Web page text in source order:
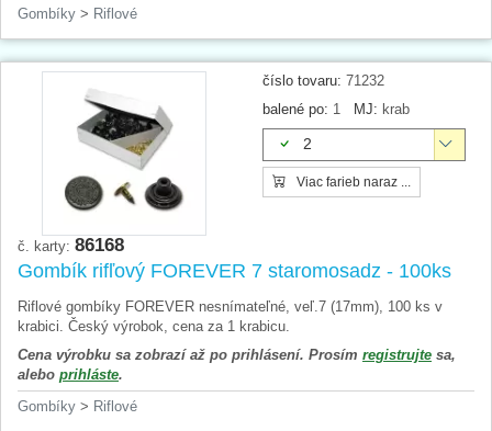
Gombíky > Riflové
číslo tovaru: 71232
balené po: 1 MJ: krab
2
Viac farieb naraz ...
č. karty: 86168
Gombík rifľový FOREVER 7 staromosadz - 100ks
Riflové gombíky FOREVER nesnímateľné, veľ.7 (17mm), 100 ks v
krabici. Český výrobok, cena za 1 krabicu.
Cena výrobku sa zobrazí až po prihlásení. Prosím registrujte sa,
alebo prihláste.
Gombíky > Riflové